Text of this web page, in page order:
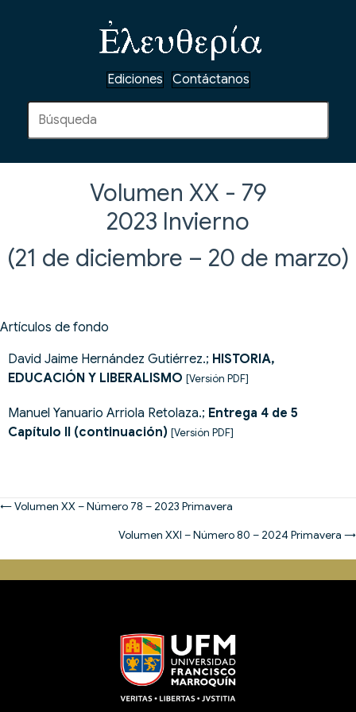
Ediciones Contáctanos
Volumen XX - 79
2023 Invierno
(21 de diciembre – 20 de marzo)
Artículos de fondo
David Jaime Hernández Gutiérrez.; HISTORIA,
EDUCACIÓN Y LIBERALISMO [Versión PDF]
Manuel Yanuario Arriola Retolaza.; Entrega 4 de 5
Capítulo II (continuación) [Versión PDF]
Posts
← Volumen XX – Número 78 – 2023 Primavera
Volumen XXI – Número 80 – 2024 Primavera →